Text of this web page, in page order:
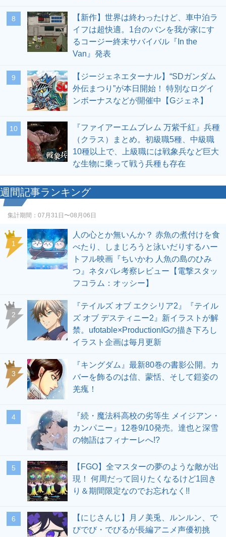
8
【新作】世界は終わったけど、車中泊ラ
イフは超快適。1台のバンを我が家にす
るコージー終末サバイバル『In the
Van』発表
9
【ジージェネエターナル】“SDガンダム
外伝まつり”が本日開始！ 特別なログイ
ンボーナスなどが開催中【Gジェネ】
10
『ファイアーエムブレム 万紫千紅』兵種
（クラス）まとめ。初級職5種、中級職
10種以上で、上級職には戦象兵など巨大
な生物に乗って戦う兵種も存在
週間記事ランキング
集計期間： 07月31日〜08月06日
1
人の心とか無いんか？ 赤魚の煮付けを食
べたり、しまじろうと泳いだりするハー
トフル映画『ちいかわ 人魚の島のひみ
つ』ネタバレ考察レビュー【電撃スタッ
フコラム：オッシー】
2
『テイルズ オブ エクシリア2』『テイル
ズ オブ デスティニー2』新イラストが解
禁。ufotable×ProductionIGの描き下ろし
イラスト企画は毎月更新
3
『キングダム』最新80巻の書影公開。カ
バーを飾るのは信、蒙恬、そして鎧姿の
羌瘣！
4
『続・魔法科高校の劣等生 メイジアン・
カンパニー』12巻9/10発売。達也と深雪
の物語はフィナーレへ!?
5
【FGO】全マスターの夢のような敵が出
現！ 何周だって回りたくなるけど1回き
り＆期間限定なのでお忘れなく!!
6
【にじさんじ】月ノ美兎、ルンルン、で
びでび・でびるが長編アニメ声優初挑